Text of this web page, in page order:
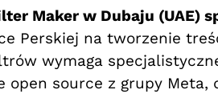
Maker w Dubaju (UAE)
Perskiej na tworzenie
wymaga
open source z grupy